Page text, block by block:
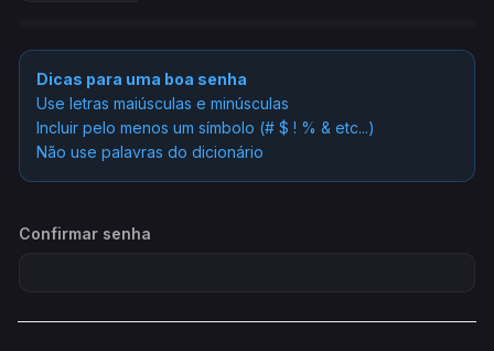
Força da Senha: Coloque uma Senha
Dicas para uma boa senha
Use letras maiúsculas e minúsculas
Incluir pelo menos um símbolo (# $ ! % & etc...)
Não use palavras do dicionário
Confirmar senha